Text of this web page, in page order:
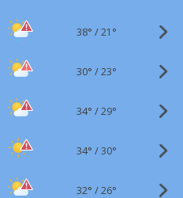
38° /21°
30° /23°
34° /29°
34° /30°
32° /26°